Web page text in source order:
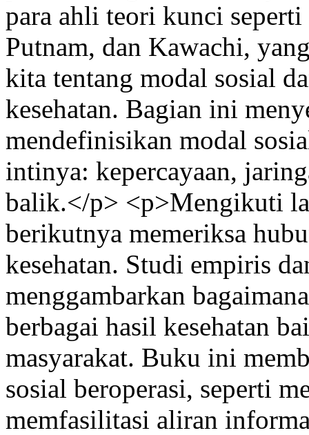
para ahli teori kunci
Putnam, dan Kawachi,
kita tentang modal sosial
kesehatan. Bagian ini
mendefinisikan modal
intinya: kepercayaan,
balik.</p> <p>Mengikuti
berikutnya memeriksa
kesehatan. Studi empiris
menggambarkan
berbagai hasil kesehatan
masyarakat. Buku ini
sosial beroperasi, seperti
memfasilitasi aliran